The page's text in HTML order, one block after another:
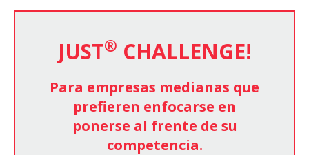
JUST® CHALLENGE!
Para empresas medianas que
prefieren enfocarse en
ponerse al frente de su
competencia.